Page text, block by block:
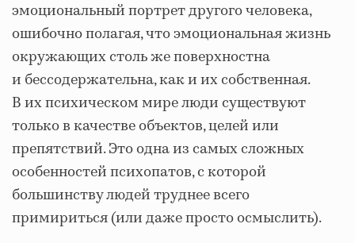
эмоциональный портрет другого человека,
ошибочно полагая, что эмоциональная жизнь
окружающих столь же поверхностна
и бессодержательна, как и их собственная.
В их психическом мире люди существуют
только в качестве объектов, целей или
препятствий. Это одна из самых сложных
особенностей психопатов, с которой
большинству людей труднее всего
примириться (или даже просто осмыслить).